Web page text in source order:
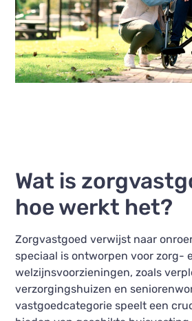
Wat is
hoe werkt het?
Zorgvastgoed verwijst naar
speciaal is ontworpen voor zorg-
welzijnsvoorzieningen, zoals
verzorgingshuizen en
vastgoedcategorie speelt een